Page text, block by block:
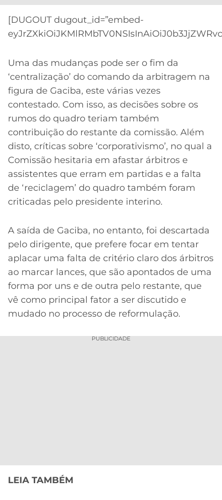
[DUGOUT dugout_id=”embed-
Uma das mudanças pode ser o fim da
‘centralização’ do comando da arbitragem na
figura de Gaciba, este várias vezes
contestado. Com isso, as decisões sobre os
rumos do quadro teriam também
contribuição do restante da comissão. Além
disto, críticas sobre ‘corporativismo’, no qual a
Comissão hesitaria em afastar árbitros e
assistentes que erram em partidas e a falta
de ‘reciclagem’ do quadro também foram
criticadas pelo presidente interino.
A saída de Gaciba, no entanto, foi descartada
pelo dirigente, que prefere focar em tentar
aplacar uma falta de critério claro dos árbitros
ao marcar lances, que são apontados de uma
forma por uns e de outra pelo restante, que
vê como principal fator a ser discutido e
mudado no processo de reformulação.
PUBLICIDADE
LEIA TAMBÉM